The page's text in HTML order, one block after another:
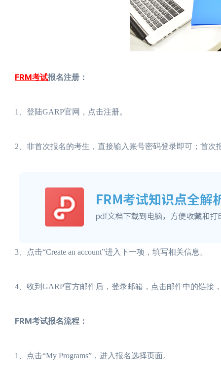
FRM考试报名注册：
1、登陆GARP官网，点击注册。
2、非首次报名的考生，直接输入账号密码登录即可；首次
3、点击“Create an account”进入下一项，填写相关信息。
4、收到GARP官方邮件后，登录邮箱，点击邮件中的链接
FRM考试报名流程：
1、点击“My Programs”，进入报名选择页面。